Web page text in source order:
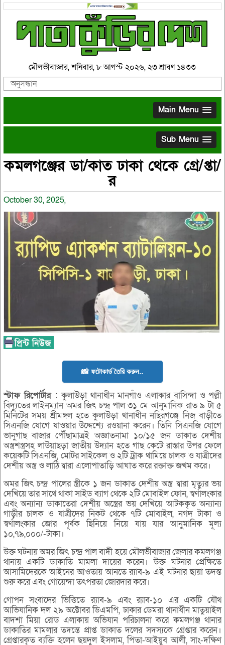
মৌলভীবাজার, শনিবার, ৮ আগস্ট ২০২৬, ২৩ শ্রাবণ ১৪৩৩
Main Menu
Sub Menu
কমলগঞ্জের ডা/কাত ঢাকা থেকে গ্রে/প্তা/
র
October 30, 2025,
📸 ফটোকার্ড তৈরি করুন..
স্টাফরিপোর্টার : কুলাউড়া থানাধীন মানগাঁও এলাকার বাসিন্দা ও পল্লী
বিদ্যুতের লাইনম্যান অমর জিৎ চন্দ্র পাল ৩১ মে আনুমানিক রাত ৯ টা ৫
মিনিটের সময় শ্রীমঙ্গল হতে কুলাউড়া থানাধীন নছিরগঞ্জে নিজ বাড়ীতে
সিএনজি যোগে যাওয়ার উদ্দেশ্যে রওয়ানা করেন। তিনি সিএনজি যোগে
ভানুগাছ বাজার পৌঁছামাত্রই অজ্ঞাতনামা ১০/১৫ জন ডাকাত দেশীয়
অস্ত্রশস্ত্রসহ লাউয়াছড়া জাতীয় উদ্যান হতে গাছ কেটে রাস্তার উপর ফেলে
কয়েকটি সিএনজি, মোটর সাইকেল ও ২টি ট্রাক থামিয়ে চালক ও যাত্রীদের
দেশীয় অস্ত্র ও লাঠি দ্বারা এলোপাতাড়ি আঘাত করে রক্তাক্ত জখম করে।
অমর জিৎ চন্দ্র পালের স্ত্রীকে ১ জন ডাকাত দেশীয় অস্ত্র দ্বারা মৃত্যুর ভয়
দেখিয়ে তার সাথে থাকা সাইড ব্যাগ থেকে ২টি মোবাইল ফোন, স্বর্ণালংকার
এবং অন্যান্য ডাকাতেরা দেশীয় অস্ত্রের ভয় দেখিয়ে আটককৃত অন্যান্য
গাড়ীর চালক ও যাত্রীদের নিকট থেকে ৭টি মোবাইল, নগদ টাকা ও
স্বর্ণালংকার জোর পূর্বক ছিনিয়ে নিয়ে যায় যার আনুমানিক মূল্য
১০,৭৯,০০০/-টাকা।
উক্ত ঘটনায় অমর জিৎ চন্দ্র পাল বাদী হয়ে মৌলভীবাজার জেলার কমলগঞ্জ
থানায় একটি ডাকাতি মামলা দায়ের করেন। উক্ত ঘটনার প্রেক্ষিতে
আসামিদেরকে আইনের আওতায় আনতে র‌্যাব-৯ এই ঘটনার ছায়া তদন্ত
শুরু করে এবং গোয়েন্দা তৎপরতা জোরদার করে।
গোপন সংবাদের ভিত্তিতে র‌্যাব-৯ এবং র‌্যাব-১০ এর একটি যৌথ
আভিযানিক দল ২৯ অক্টোবর ডিএমপি, ঢাকার ডেমরা থানাধীন মাতুয়াইল
বাদশা মিয়া রোড এলাকায় অভিযান পরিচালনা করে কমলগঞ্জ থানার
ডাকাতির মামলার তদন্তে প্রাপ্ত ডাকাত দলের সদস্যকে গ্রেপ্তার করেন।
গ্রেপ্তারকৃত ব্যক্তি হলেন ছয়দুল ইসলাম, পিতা-আইয়ুব আলী, সাং-দক্ষিণ